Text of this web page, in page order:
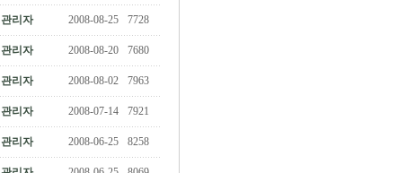
관리자 2008-08-25 7728
관리자 2008-08-20 7680
관리자 2008-08-02 7963
관리자 2008-07-14 7921
관리자 2008-06-25 8258